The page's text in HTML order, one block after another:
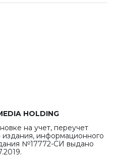
HOLDING
на учет, переучет
издания, информационного
№17772-СИ выдано